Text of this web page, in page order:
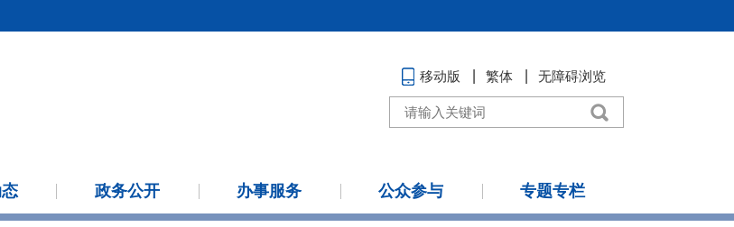
移动版 繁体 无障碍浏览
政务公开 办事服务 公众参与 专题专栏